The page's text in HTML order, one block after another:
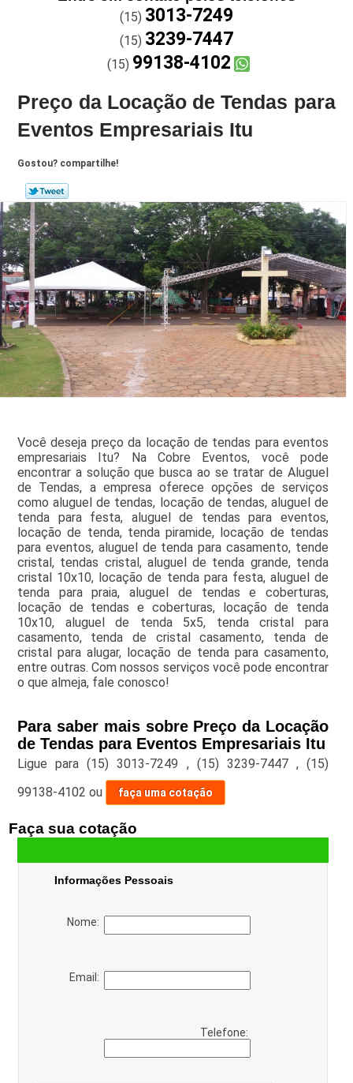
(15) 3013-7249
(15) 3239-7447
(15) 99138-4102
Preço da Locação de Tendas para
Eventos Empresariais Itu
Gostou? compartilhe!
Você deseja preço da locação de tendas para eventos
empresariais Itu? Na Cobre Eventos, você pode
encontrar a solução que busca ao se tratar de Aluguel
de Tendas, a empresa oferece opções de serviços
como aluguel de tendas, locação de tendas, aluguel de
tenda para festa, aluguel de tendas para eventos,
locação de tenda, tenda piramide, locação de tendas
para eventos, aluguel de tenda para casamento, tende
cristal, tendas cristal, aluguel de tenda grande, tenda
cristal 10x10, locação de tenda para festa, aluguel de
tenda para praia, aluguel de tendas e coberturas,
locação de tendas e coberturas, locação de tenda
10x10, aluguel de tenda 5x5, tenda cristal para
casamento, tenda de cristal casamento, tenda de
cristal para alugar, locação de tenda para casamento,
entre outras. Com nossos serviços você pode encontrar
o que almeja, fale conosco!
Para saber mais sobre Preço da Locação
de Tendas para Eventos Empresariais Itu
Ligue para(15) 3013-7249 , (15) 3239-7447 ,(15)
99138-4102 ou faça uma cotação
Faça sua cotação
Informações Pessoais
Nome:
Email:
Telefone: